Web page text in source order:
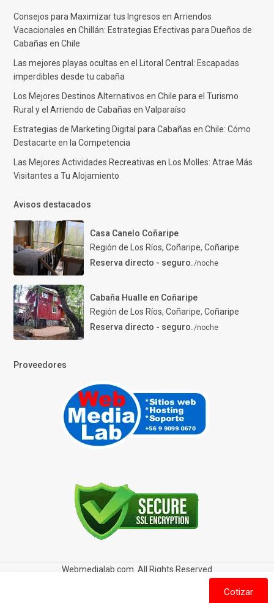
Consejos para Maximizar tus Ingresos en Arriendos
Vacacionales en Chillán: Estrategias Efectivas para Dueños de
Cabañas en Chile
Las mejores playas ocultas en el Litoral Central: Escapadas
imperdibles desde tu cabaña
Los Mejores Destinos Alternativos en Chile para el Turismo
Rural y el Arriendo de Cabañas en Valparaíso
Estrategias de Marketing Digital para Cabañas en Chile: Cómo
Destacarte en la Competencia
Las Mejores Actividades Recreativas en Los Molles: Atrae Más
Visitantes a Tu Alojamiento
Avisos destacados
Casa Canelo Coñaripe
Región de Los Ríos, Coñaripe, Coñaripe
Reserva directo - seguro./noche
Cabaña Hualle en Coñaripe
Región de Los Ríos, Coñaripe, Coñaripe
Reserva directo - seguro./noche
Proveedores
Webmedialab.com. All Rights Reserved
Política de privacidad
Política de Cookies
Cotizar